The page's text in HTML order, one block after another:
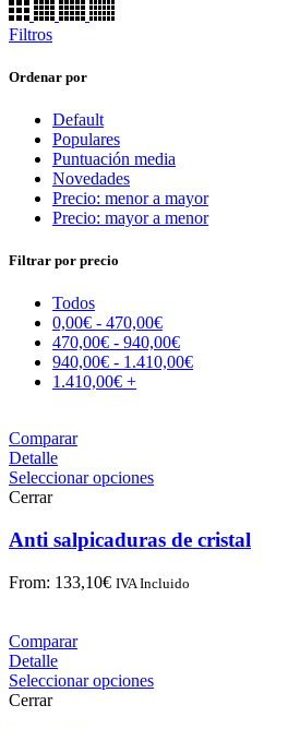
Filtros
Ordenar por
Default
Populares
Puntuación media
Novedades
Precio: menor a mayor
Precio: mayor a menor
Filtrar por precio
Todos
0,00€ - 470,00€
470,00€ - 940,00€
940,00€ - 1.410,00€
1.410,00€ +
Comparar
Detalle
Seleccionar opciones
Cerrar
Anti salpicaduras de cristal
From: 133,10€ IVA Incluido
Comparar
Detalle
Seleccionar opciones
Cerrar